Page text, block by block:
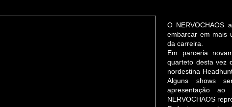
O NERVOCHAOS
embarcar em mais
da carreira.
Em parceria
quarteto desta vez
nordestina
Alguns shows
apresentação
NERVOCHAOS